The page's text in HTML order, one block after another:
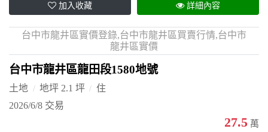
加入收藏 詳細內容
台中市龍井區實價登錄,台中市龍井區買賣行情,台中市
龍井區實價
台中市龍井區龍田段1580地號
土地 地坪 2.1 坪
住
2026/6/8 交易
27.5 萬